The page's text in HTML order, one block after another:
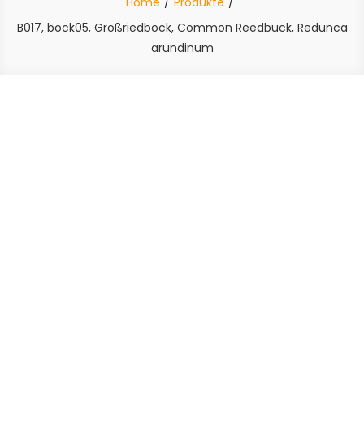
B017, bock05, Großriedbock, Common Reedbuck, Redunca
arundinum